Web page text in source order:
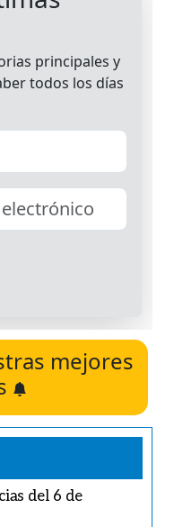
mejores
del 6 de